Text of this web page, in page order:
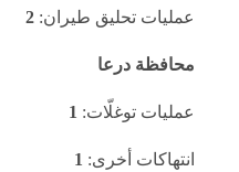
عمليات تحليق طيران:
محافظة درعا
عمليات توغلّات: 1
انتهاكات أخرى: 1